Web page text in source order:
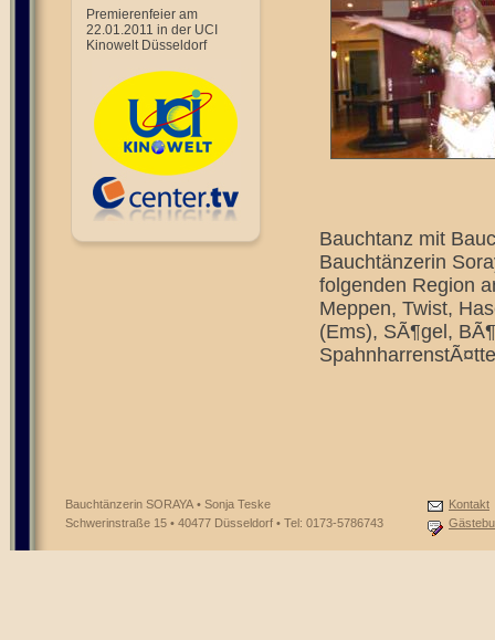
Premierenfeier am
22.01.2011 in der UCI
Kinowelt Düsseldorf
Bauchtanz mit
Bauchtänzerin
folgenden Region
Meppen, Twist,
(Ems), SÃ¶gel,
Bauchtänzerin SORAYA • Sonja Teske
Schwerinstraße 15 • 40477 Düsseldorf • Tel: 0173-5786743
Kontakt